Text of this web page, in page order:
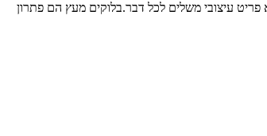
עיצובי משלים לכל דבר.בלוקים מעץ הם פתרון